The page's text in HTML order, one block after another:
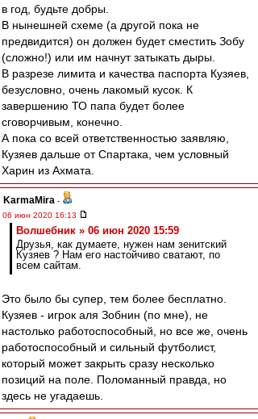
в год, будьте добры.
В нынешней схеме (а другой пока не
предвидится) он должен будет сместить Зобу
(сложно!) или им начнут затыкать дыры.
В разрезе лимита и качества паспорта Кузяев,
безусловно, очень лакомый кусок. К
завершению ТО папа будет более
сговорчивым, конечно.
А пока со всей ответственностью заявляю,
Кузяев дальше от Спартака, чем условный
Харин из Ахмата.
KarmaMira -
06 июн 2020 16:13
Волшебник » 06 июн 2020 15:59
Друзья, как думаете, нужен нам зенитский
Кузяев ? Нам его настойчиво сватают, по
всем сайтам.
Это было бы супер, тем более бесплатно.
Кузяев - игрок аля Зобнин (по мне), не
настолько работоспособный, но все же, очень
работоспособный и сильный футболист,
который может закрыть сразу несколько
позиций на поле. Поломанный правда, но
здесь не угадаешь.